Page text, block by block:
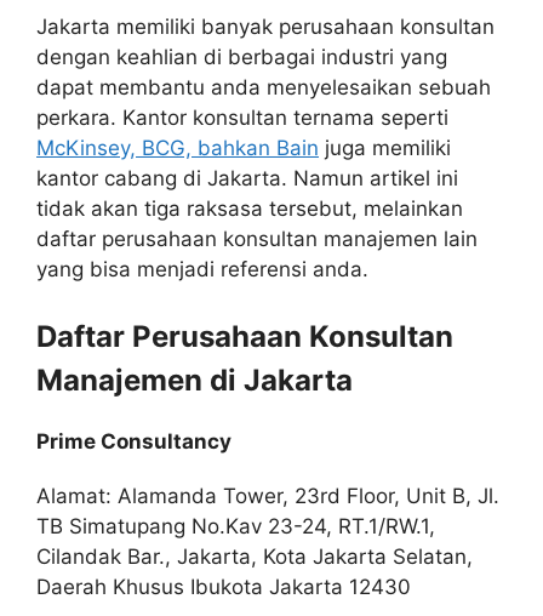
Jakarta memiliki banyak perusahaan konsultan
dengan keahlian di berbagai industri yang
dapat membantu anda menyelesaikan sebuah
perkara. Kantor konsultan ternama seperti
McKinsey, BCG, bahkan Bain juga memiliki
kantor cabang di Jakarta. Namun artikel ini
tidak akan tiga raksasa tersebut, melainkan
daftar perusahaan konsultan manajemen lain
yang bisa menjadi referensi anda.
Daftar Perusahaan Konsultan
Manajemen di Jakarta
Prime Consultancy
Alamat: Alamanda Tower, 23rd Floor, Unit B, Jl.
TB Simatupang No.Kav 23-24, RT.1/RW.1,
Cilandak Bar., Jakarta, Kota Jakarta Selatan,
Daerah Khusus Ibukota Jakarta 12430